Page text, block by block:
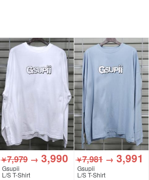
￥7,979→3,990
Gsupii
L/S T-Shirt
￥7,981→ 3,991
Gsupii
L/S T-Shirt